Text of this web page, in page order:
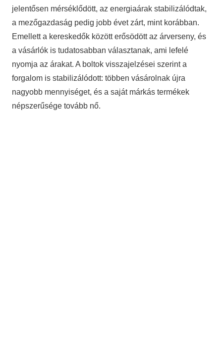
jelentősen mérséklődött, az energiaárak stabilizálódtak,
a mezőgazdaság pedig jobb évet zárt, mint korábban.
Emellett a kereskedők között erősödött az árverseny, és
a vásárlók is tudatosabban választanak, ami lefelé
nyomja az árakat. A boltok visszajelzései szerint a
forgalom is stabilizálódott: többen vásárolnak újra
nagyobb mennyiséget, és a saját márkás termékek
népszerűsége tovább nő.